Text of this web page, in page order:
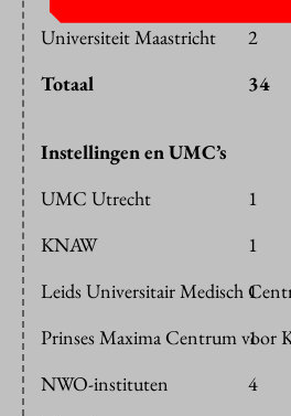
Universiteit Maastricht
2
Totaal
34
Instellingen en UMC’s
UMC Utrecht
1
KNAW
1
Leids Universitair Medisch1
Prinses Maxima Centrum voor
1
NWO-instituten
4